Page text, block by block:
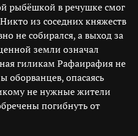
рыбёшкой в речушке смог
из соседних княжеств
не собирался, а выход за
земли означал
гиликам Рафаирафия не
оборванцев, опасаясь
не нужные жители
погибнуть от